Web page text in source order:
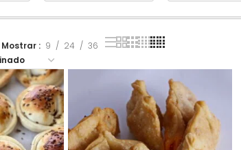
Mostrar 9 24 36